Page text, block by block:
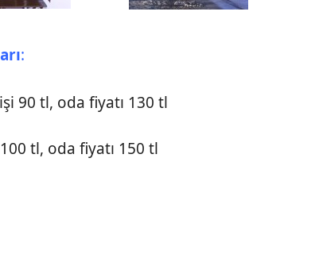
:
90 tl, oda fiyatı 130 tl
tl, oda fiyatı 150 tl